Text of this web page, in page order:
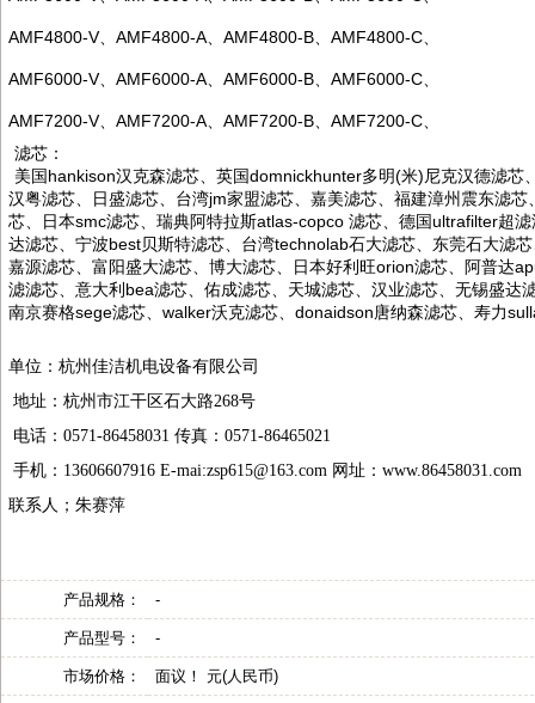
AMF4800-V、 AMF4800-A AMF4800-B AMF4800-C
AMF6000-V、 AMF6000-A AMF6000-B AMF6000-C
AMF7200-V、 AMF7200-A AMF7200-B AMF7200-C
滤芯：
美国hankison汉克森滤芯、英国domnickhunter多明(米)尼克汉德滤芯
汉粤滤芯、日盛滤芯、台湾jm家盟滤芯、嘉美滤芯、福建漳州震东滤
芯、日本smc滤芯、瑞典阿特拉斯atlas-copco 滤芯、德国ultrafilter超
达滤芯、宁波best贝斯特滤芯、台湾technolab石大滤芯、东莞石大滤
嘉源滤芯、富阳盛大滤芯、博大滤芯、日本好利旺orion滤芯、阿普达
滤滤芯、意大利 bea滤芯、佑成滤芯、天城滤芯、汉业滤芯、无锡盛达
南京赛格sege滤芯、 walker沃克滤芯、 donaidson唐纳森滤芯、寿力
单位：杭州佳洁机电设备有限公司
地址：杭州市江干区石大路268号
电话： 0571-86458031 传真： 0571-86465021
手机： 13606607916 E-mai:zsp615@163.com 网址： www.86458031.com
联系人；朱赛萍
产品规格： -
产品型号： -
市场价格： 面议！ 元(人民币)